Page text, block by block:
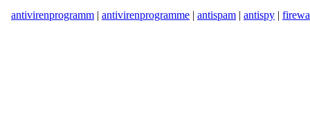
antivirenprogramm | antivirenprogramme | antispam | antispy |